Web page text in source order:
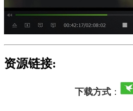
资源链接:
下载方式 ：